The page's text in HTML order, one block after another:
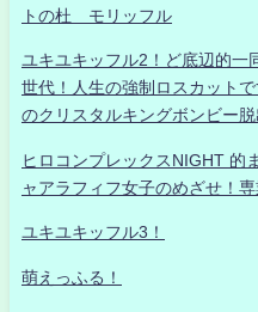
トの杜 モリッフル
ユキユキッフル2！ど底辺的一
世代！人生の強制ロスカット
のクリスタルキングボンビー
ヒロコンプレックスNIGHT 的
ャアラフィフ女子のめざせ！
ユキユキッフル3！
萌えっふる！